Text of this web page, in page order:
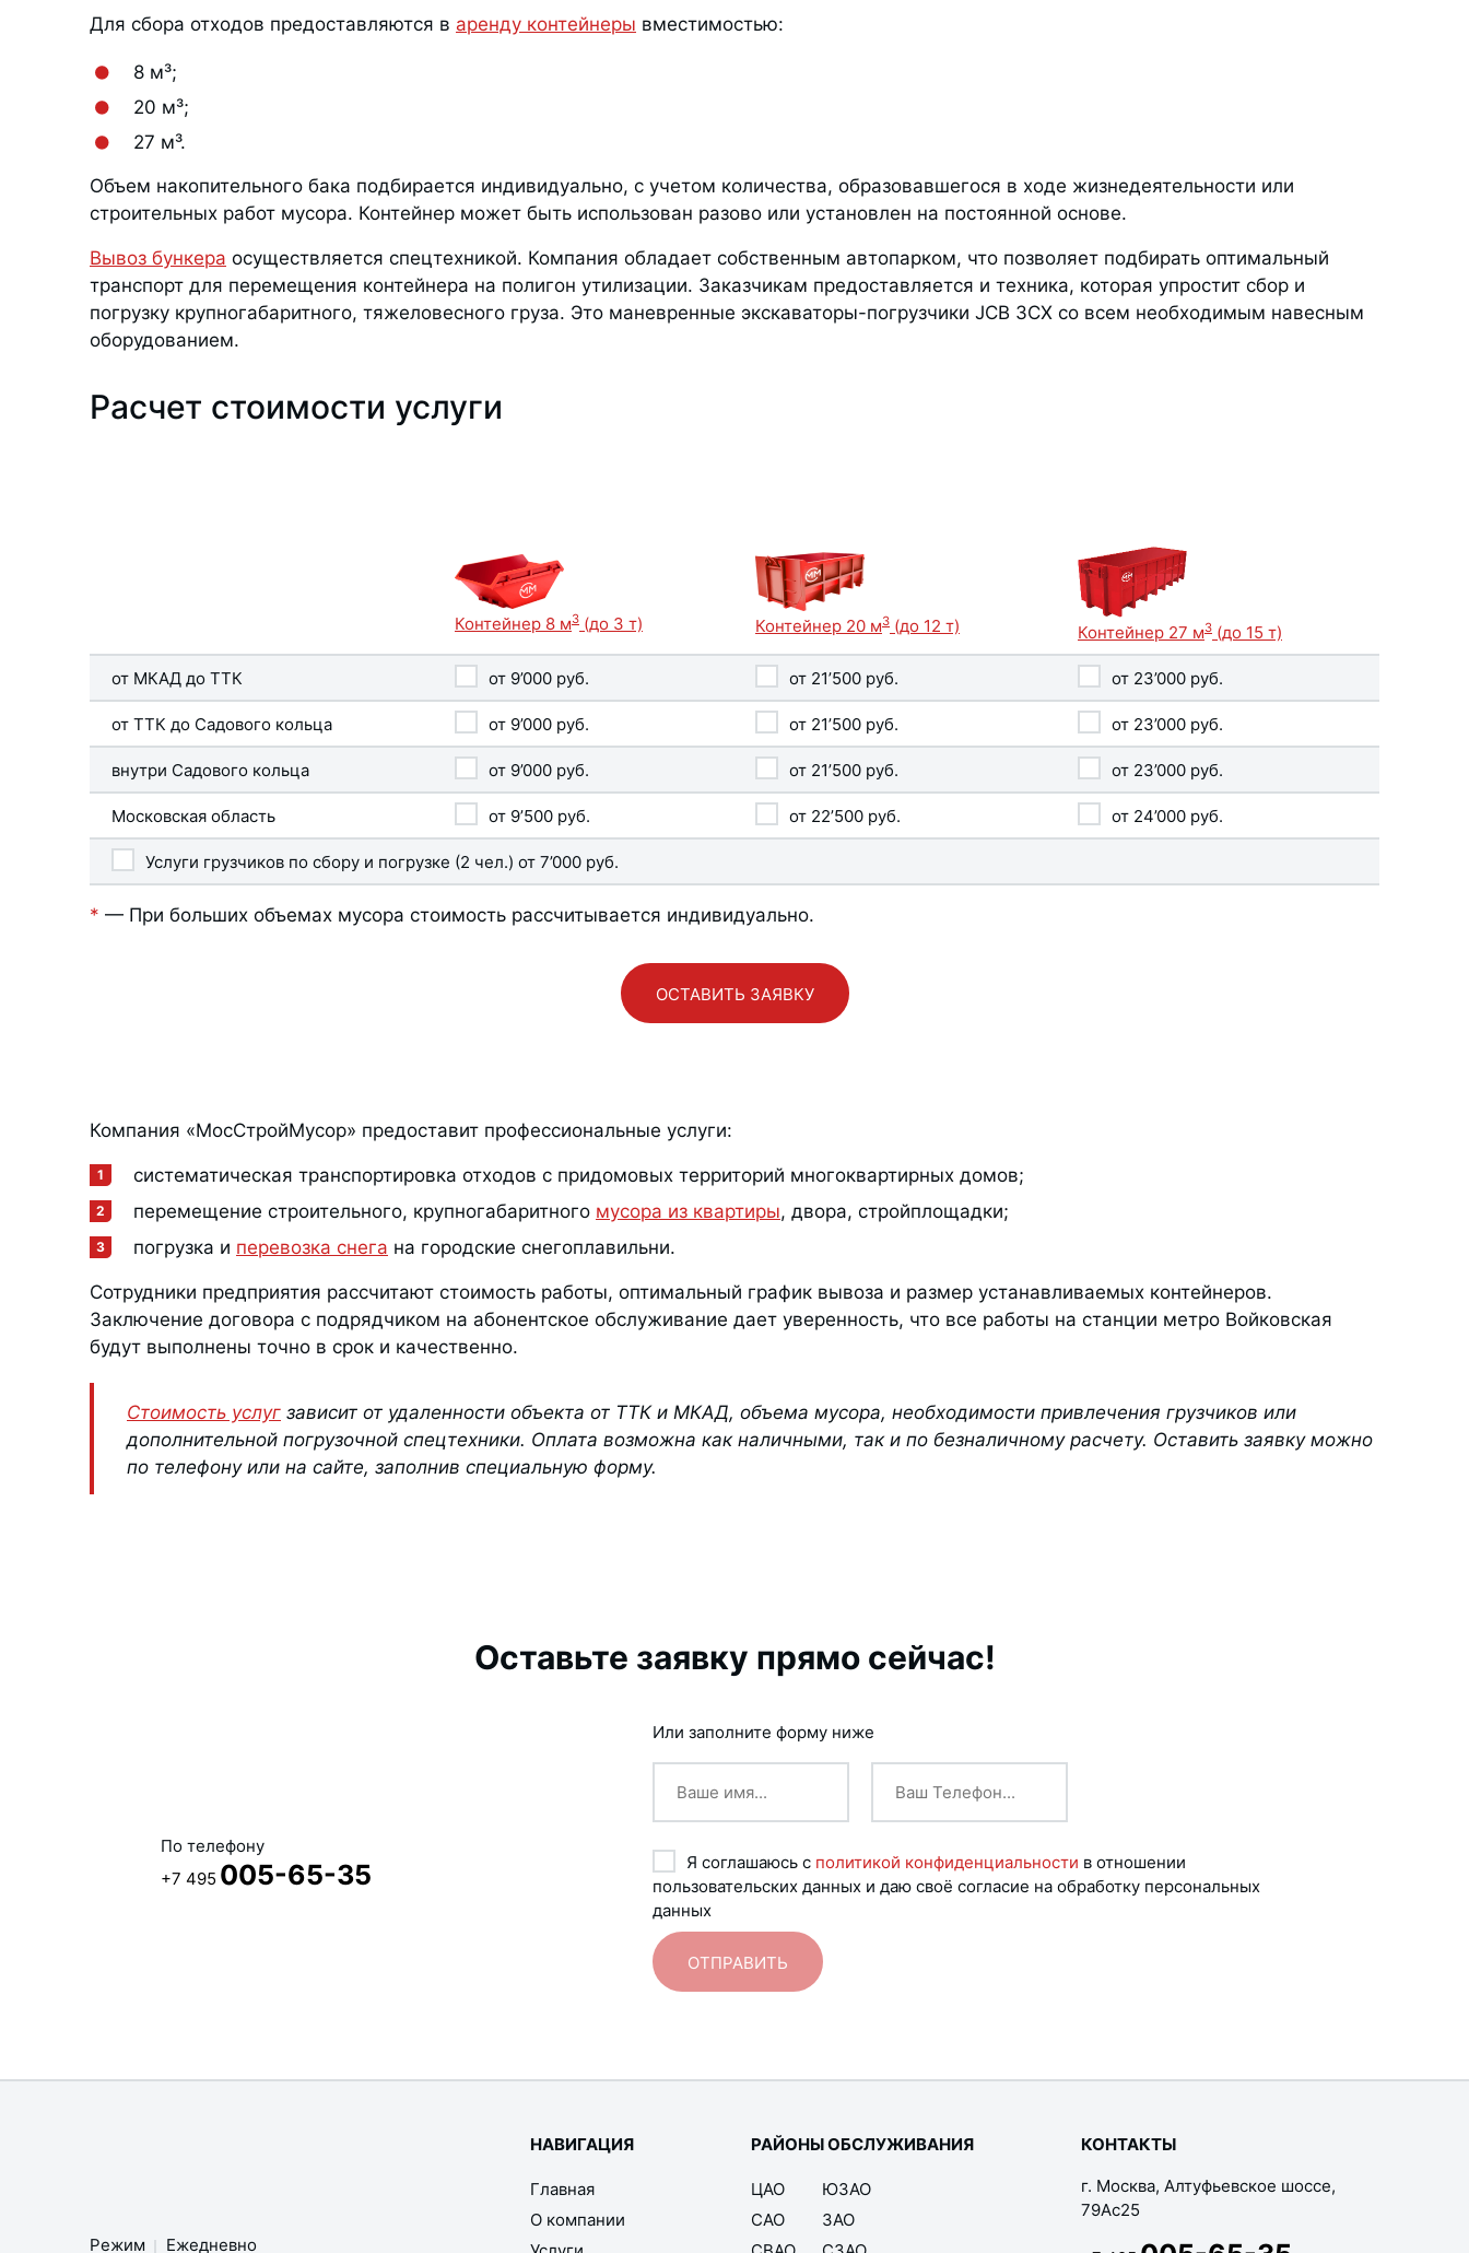
Для сбора отходов предоставляются в аренду контейнеры вместимостью:
8 м³;
20 м³;
27 м³.
Объем накопительного бака подбирается индивидуально, с учетом количества, образовавшегося в ходе жизнедеятельности или
строительных работ мусора. Контейнер может быть использован разово или установлен на постоянной основе.
Вывоз бункера осуществляется спецтехникой. Компания обладает собственным автопарком, что позволяет подбирать оптимальный
транспорт для перемещения контейнера на полигон утилизации. Заказчикам предоставляется и техника, которая упростит сбор и
погрузку крупногабаритного, тяжеловесного груза. Это маневренные экскаваторы-погрузчики JCB 3CX со всем необходимым навесным
оборудованием.
Расчет стоимости услуги
Контейнер 8 м3 (до 3 т) Контейнер 20 м3 (до 12 т) Контейнер 27 м3 (до 15 т)
от МКАД до ТТК от 9’000 руб. от 21’500 руб. от 23’000 руб.
от ТТК до Садового кольца от 9’000 руб. от 21’500 руб. от 23’000 руб.
внутри Садового кольца от 9’000 руб. от 21’500 руб. от 23’000 руб.
Московская область от 9’500 руб. от 22’500 руб. от 24’000 руб.
Услуги грузчиков по сбору и погрузке (2 чел.) от 7’000 руб.
* — При больших объемах мусора стоимость рассчитывается индивидуально.
ОСТАВИТЬ ЗАЯВКУ
Компания «МосСтройМусор» предоставит профессиональные услуги:
систематическая транспортировка отходов с придомовых территорий многоквартирных домов;
перемещение строительного, крупногабаритного мусора из квартиры, двора, стройплощадки;
погрузка и перевозка снега на городские снегоплавильни.
Сотрудники предприятия рассчитают стоимость работы, оптимальный график вывоза и размер устанавливаемых контейнеров.
Заключение договора с подрядчиком на абонентское обслуживание дает уверенность, что все работы на станции метро Войковская
будут выполнены точно в срок и качественно.
Стоимость услуг зависит от удаленности объекта от ТТК и МКАД, объема мусора, необходимости привлечения грузчиков или
дополнительной погрузочной спецтехники. Оплата возможна как наличными, так и по безналичному расчету. Оставить заявку можно
по телефону или на сайте, заполнив специальную форму.
Оставьте заявку прямо сейчас!
По телефону
+7 495 005-65-35
Или заполните форму ниже
Я соглашаюсь с политикой конфиденциальности в отношении
пользовательских данных и даю своё согласие на обработку персональных
данных
Режим Ежедневно
НАВИГАЦИЯ
Главная
О компании
РАЙОНЫ ОБСЛУЖИВАНИЯ
ЦАО
САО
ЮЗАО
ЗАО
КОНТАКТЫ
г. Москва, Алтуфьевское шоссе,
79Ас25